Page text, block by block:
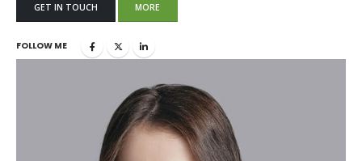
GET IN TOUCH MORE
FOLLOW ME